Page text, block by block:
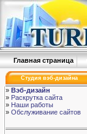
Главная страница
Студия вэб-дизайна
» Вэб-дизайн
» Раскрутка сайта
» Наши работы
» Обслуживание сайтов